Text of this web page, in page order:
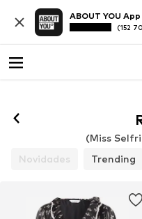
ABOUT YOU App
(152
(Miss
Novidades
Trending